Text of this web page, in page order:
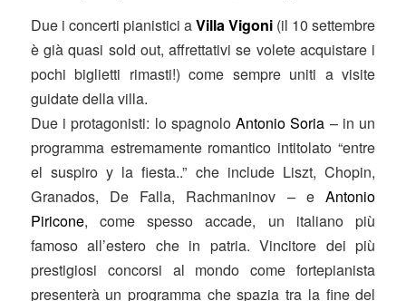
Due i concerti pianistici aVilla Vigoni (il 10 settembre
è già quasi sold out, affrettativi se volete acquistare i
pochi biglietti rimasti!) come sempre uniti a visite
guidate della villa.
Due i protagonisti: lo spagnoloAntonio Soria – in un
programma estremamente romantico intitolato “entre
el suspiro y la fiesta..” che include Liszt, Chopin,
Granados, De Falla, Rachmaninov – eAntonio
Piricone, come spesso accade, un italiano più
famoso all’estero che in patria. Vincitore dei più
prestigiosi concorsi al mondo come fortepianista
presenterà un programma che spazia tra la fine del